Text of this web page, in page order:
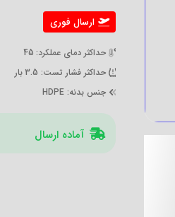
ارسال فوری
حداکثر دمای عملکرد: 45
حداکثر فشار تست: 3.5 بار
جنس بدنه: HDPE
آماده ارسال